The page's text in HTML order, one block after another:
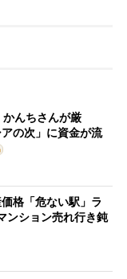
かんちさんが厳
の次」に資金が流
価格「危ない駅」ラ
ンション売れ行き鈍